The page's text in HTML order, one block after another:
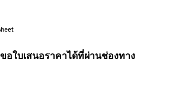
อใบเสนอราคาได้ที่ผ่านช่องทาง